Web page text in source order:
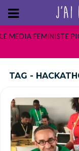
LE MEDIA FEMINISTE
TAG -